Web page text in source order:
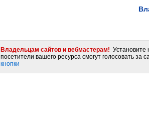
Владельцам сайтов и вебмастерам! Установите
посетители вашего ресурса смогут голосовать за
кнопки